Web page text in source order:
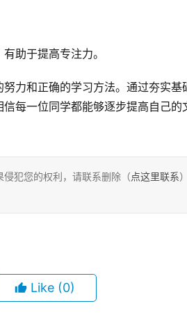
助于提高专注力。
力和正确的学习方法。通过夯实
每一位同学都能够逐步提高自己
犯您的权利，请联系删除（点这里联系
Like (0)